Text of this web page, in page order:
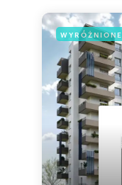
WYRÓŻNIONE